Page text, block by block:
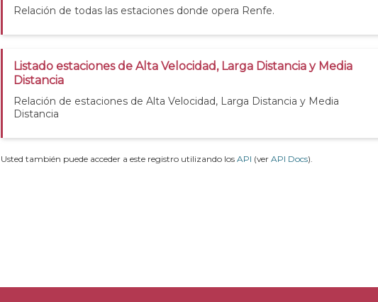
Relación de todas las estaciones donde opera Renfe.
Listado estaciones de Alta Velocidad, Larga Distancia y Media
Distancia
Relación de estaciones de Alta Velocidad, Larga Distancia y Media
Distancia
Usted también puede acceder a este registro utilizando los API (ver API Docs).